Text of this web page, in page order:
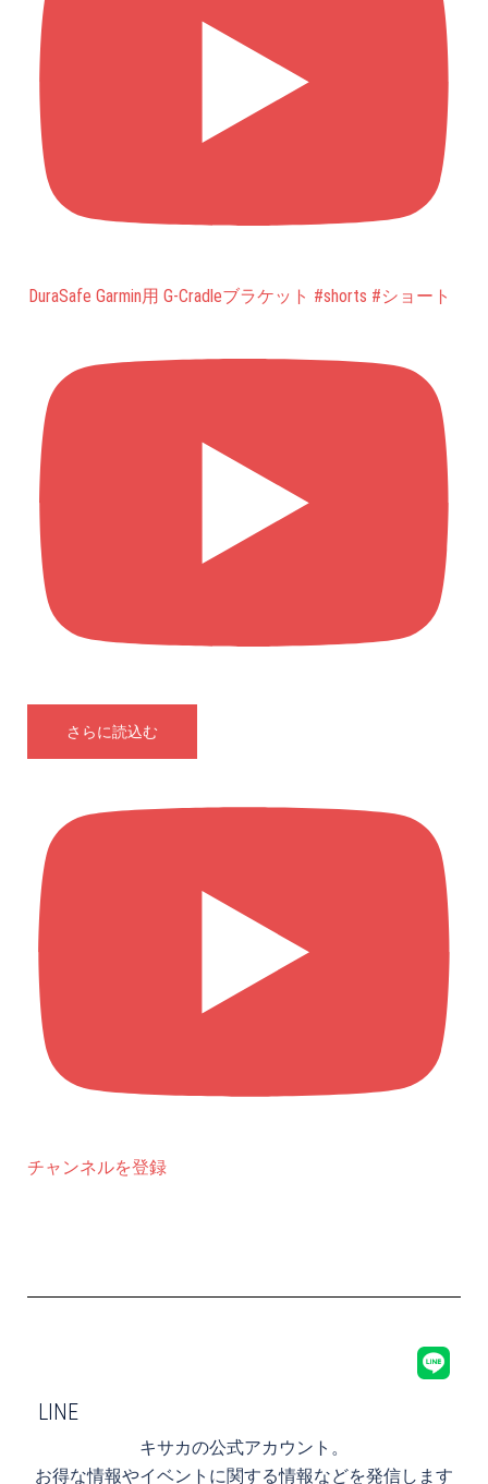
DuraSafe Garmin用 G-Cradleブラケット #shorts #ショート
さらに読込む
チャンネルを登録
LINE
キサカの公式アカウント。
お得な情報やイベントに関する情報などを発信します